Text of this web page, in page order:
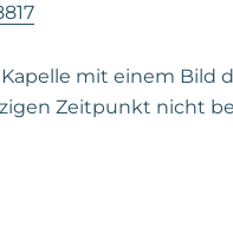
mit einem Bild
Zeitpunkt nicht